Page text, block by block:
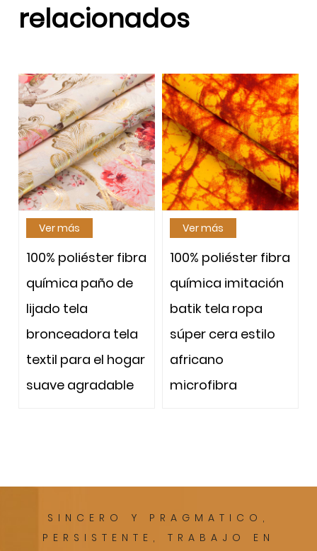
relacionados
poliéster fibra
paño de
tela
tela
el hogar
agradable
tiene
diseños
100% poliéster fibra
química imitación
batik tela ropa
súper cera estilo
africano
microfibra
100%
química
lijado tela
el
también
muchos
SINCERO Y PRAGMATICO,
PERSISTENTE, TRABAJO EN